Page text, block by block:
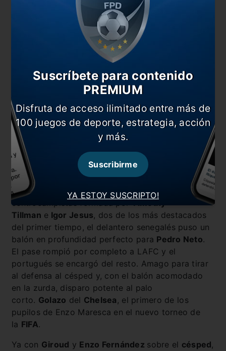
Fue entonces, pasada la primera media hora de
encuentro, cuando Nicolas Jackson
se cansó de
ver a su equipo tan estático e impreciso en las
combinaciones. Tras superar a la dupla de
centrocampistas formada porTimothy
Tillman e Igor Jesus, dos de los más destacados
del primer tiempo, el delantero senegalés puso un
balón en profundidad perfecto para Pedro Neto.
El pase rompió por completo a LAFC y el
portugués se encargó del resto. Amago para tirar
al defensa al césped y, con el balón acomodado
en la zurda, disparo potente al palo
corto. Golazo del Chelsea , el primero de los
pupilos de Enzo Maresca en el nuevo torneo de
la FIFA.
Ya con Giroud y Enzo Fernández sobre el césped,
YA ESTOY SUSCRIPTO!
Suscríbete para contenido
PREMIUM
Disfruta de acceso ilimitado entre más de
100 juegos de deporte, estrategia, acción
y más.
Suscribirme